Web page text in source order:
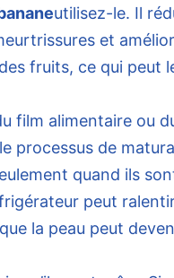
utilisez-le. Il
et
fruits, ce qui peut
film alimentaire ou
processus de
quand ils
peut
la peau peut